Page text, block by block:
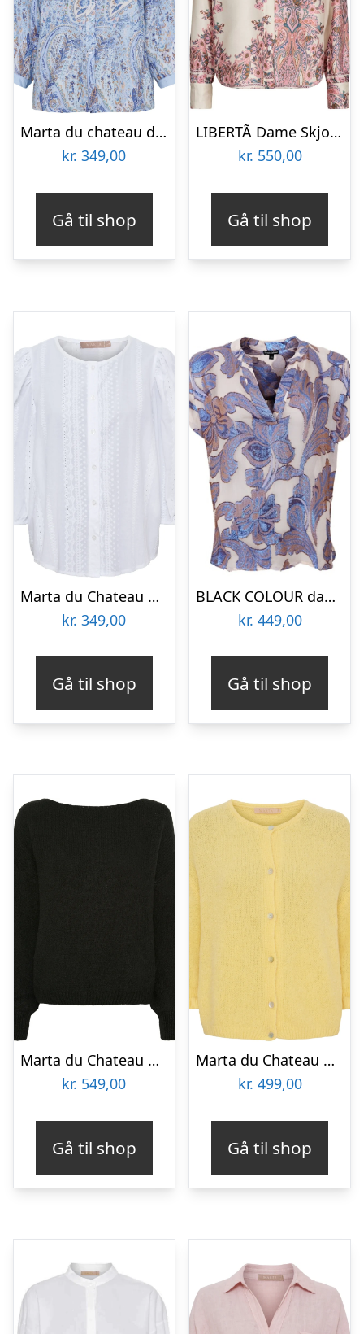
Marta du chateau dame bluse MDCJayla – CelesteGJ6812m2n
kr. 349,00
Gå til shop
LIBERTÃ Dame Skjorte Wennise – PINK PAISLEY
kr. 550,00
Gå til shop
Marta du Chateau dame bluse MdcValessia 58136M – White
kr. 349,00
Gå til shop
BLACK COLOUR dame bluse BCKENZIE – Blue
kr. 449,00
Gå til shop
Marta du Chateau dame strik MdcRosa 5102 – Black
kr. 549,00
Gå til shop
Marta du Chateau dame strik MdcJuliana 2413 – Yellow14484
kr. 499,00
Gå til shop